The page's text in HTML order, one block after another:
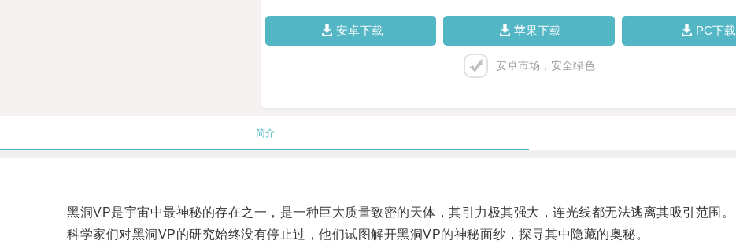
安卓下载 苹果下载 PC下载
安卓市场，安全绿色
简介
黑洞VP是宇宙中最神秘的存在之一，是一种巨大质量致密的天体，其引力极其强大，连光线都无法逃离其吸引范围。
科学家们对黑洞VP的研究始终没有停止过，他们试图解开黑洞VP的神秘面纱，探寻其中隐藏的奥秘。